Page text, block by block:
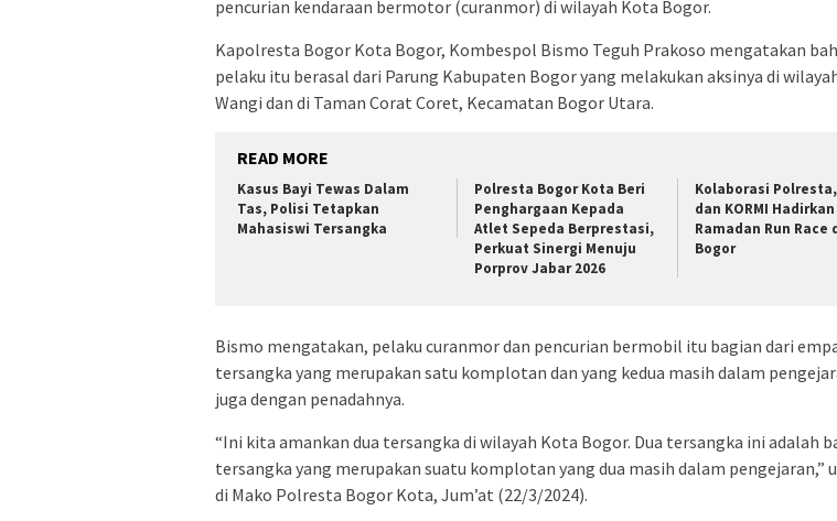
pencurian kendaraan bermotor (curanmor) di wilayah Kota Bogor.
Kapolresta Bogor Kota Bogor, Kombespol Bismo Teguh Prakoso mengatakan
pelaku itu berasal dari Parung Kabupaten Bogor yang melakukan aksinya di
Wangi dan di Taman Corat Coret, Kecamatan Bogor Utara.
READ MORE
Kasus Bayi Tewas Dalam
Tas, Polisi Tetapkan
Mahasiswi Tersangka
Polresta Bogor Kota Beri
Penghargaan Kepada
Atlet Sepeda Berprestasi,
Perkuat Sinergi Menuju
Porprov Jabar 2026
Kolaborasi Polresta,
dan KORMI Hadirkan
Ramadan Run Race
Bogor
Bismo mengatakan, pelaku curanmor dan pencurian bermobil itu bagian dari
tersangka yang merupakan satu komplotan dan yang kedua masih dalam
juga dengan penadahnya.
“Ini kita amankan dua tersangka di wilayah Kota Bogor. Dua tersangka ini adalah
tersangka yang merupakan suatu komplotan yang dua masih dalam pengejaran,”
di Mako Polresta Bogor Kota, Jum’at (22/3/2024).